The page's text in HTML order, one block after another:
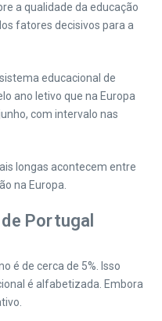
a qualidade da educação
fatores decisivos para a
educacional de
ano letivo que na Europa
com intervalo nas
longas acontecem entre
na Europa.
Portugal
é de cerca de 5%. Isso
é alfabetizada. Embora